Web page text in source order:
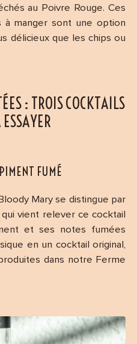
au Poivre Rouge. Ces
à manger sont une option
délicieux que les chips ou
: TROIS COCKTAILS
FUMÉ
Mary se distingue par
vient relever ce cocktail
et ses notes fumées
en un cocktail original,
dans notre Ferme